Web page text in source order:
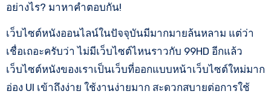
อย่างไร? มาหาคำตอบกัน!
เว็บไซต์หนังออนไลน์ในปัจจุบันมีมากมายล้นหลาม แต่ว่า
เชื่อเถอะครับว่า ไม่มีเว็บไซต์ไหนราวกับ 99HD อีกแล้ว
เว็บไซต์หนังของเราเป็นเว็บที่ออกแบบหน้าเว็บไซต์ใหม่มาก
อ่อง UI เข้าถึงง่าย ใช้งานง่ายมาก สะดวกสบายต่อการใช้